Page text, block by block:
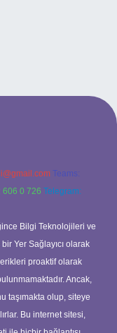
Teams:
606 0 726 Telegram:
Bilgi Teknolojileri ve
Yer Sağlayıcı olarak
proaktif olarak
Ancak,
taşımakta olup, siteye
Bu internet sitesi,